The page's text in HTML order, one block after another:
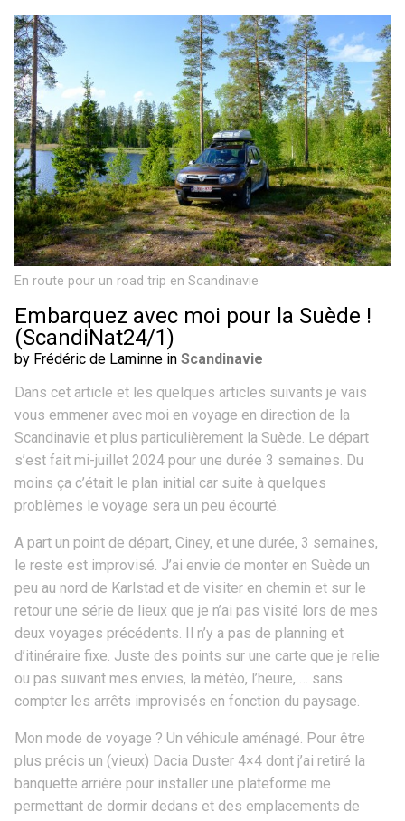
En route pour un road trip en Scandinavie
Embarquez avec moi pour la Suède !
(ScandiNat24/1)
by Frédéric de Laminne in Scandinavie
Dans cet article et les quelques articles suivants je vais
vous emmener avec moi en voyage en direction de la
Scandinavie et plus particulièrement la Suède. Le départ
s’est fait mi-juillet 2024 pour une durée 3 semaines. Du
moins ça c’était le plan initial car suite à quelques
problèmes le voyage sera un peu écourté.
A part un point de départ, Ciney, et une durée, 3 semaines,
le reste est improvisé. J’ai envie de monter en Suède un
peu au nord de Karlstad et de visiter en chemin et sur le
retour une série de lieux que je n’ai pas visité lors de mes
deux voyages précédents. Il n’y a pas de planning et
d’itinéraire fixe. Juste des points sur une carte que je relie
ou pas suivant mes envies, la météo, l’heure, … sans
compter les arrêts improvisés en fonction du paysage.
Mon mode de voyage ? Un véhicule aménagé. Pour être
plus précis un (vieux) Dacia Duster 4×4 dont j’ai retiré la
banquette arrière pour installer une plateforme me
permettant de dormir dedans et des emplacements de